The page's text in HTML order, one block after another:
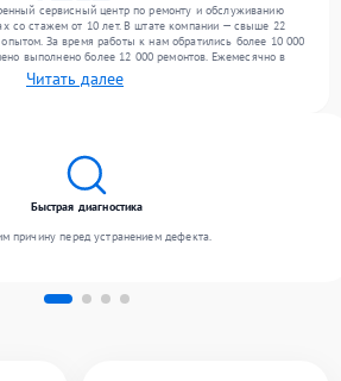
сервисный центр по ремонту и обслуживанию
со стажем от 10 лет. В штате компании — свыше 22
За время работы к нам обратились более 10 000
выполнено более 12 000 ремонтов. Ежемесячно в
свыше 300 единиц техники, включая , , . Мы беремся за
поддерживаем высокий стандарт качества благодаря
Читать далее
Быстрая диагностика
причину перед устранением дефекта.